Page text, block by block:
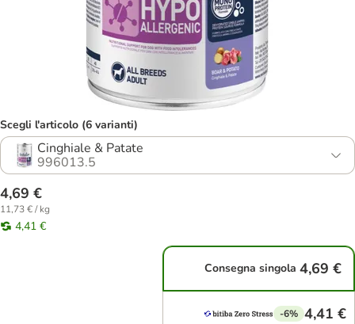
Scegli l'articolo (6 varianti)
Cinghiale & Patate
996013.5
4,69 €
11,73 € / kg
4,41 €
Consegna singola 4,69 €
-6% 4,41 €